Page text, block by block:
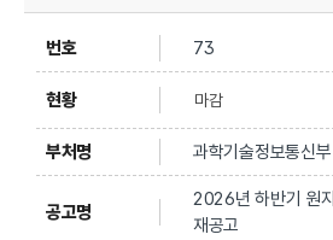
73
마감
과학기술정보통신부
2026년 하반기 원
재공고